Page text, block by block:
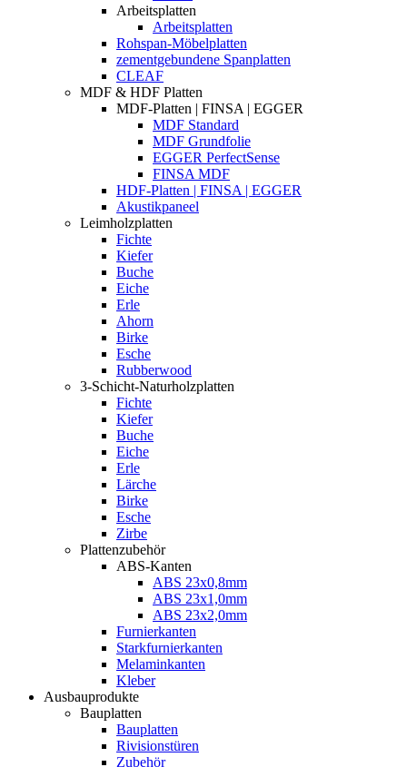
Arbeitsplatten
Arbeitsplatten
Rohspan-Möbelplatten
zementgebundene Spanplatten
CLEAF
MDF & HDF Platten
MDF-Platten | FINSA | EGGER
MDF Standard
MDF Grundfolie
EGGER PerfectSense
FINSA MDF
HDF-Platten | FINSA | EGGER
Akustikpaneel
Leimholzplatten
Fichte
Kiefer
Buche
Eiche
Erle
Ahorn
Birke
Esche
Rubberwood
3-Schicht-Naturholzplatten
Fichte
Kiefer
Buche
Eiche
Erle
Lärche
Birke
Esche
Zirbe
Plattenzubehör
ABS-Kanten
ABS 23x0,8mm
ABS 23x1,0mm
ABS 23x2,0mm
Furnierkanten
Starkfurnierkanten
Melaminkanten
Kleber
Ausbauprodukte
Bauplatten
Bauplatten
Rivisionstüren
Zubehör